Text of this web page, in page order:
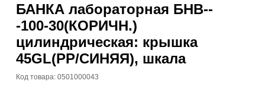
БАНКА лабораторная БНВ--
-100-30(КОРИЧН.)
цилиндрическая: крышка
45GL(PP/СИНЯЯ), шкала
Код товара: 0501000043